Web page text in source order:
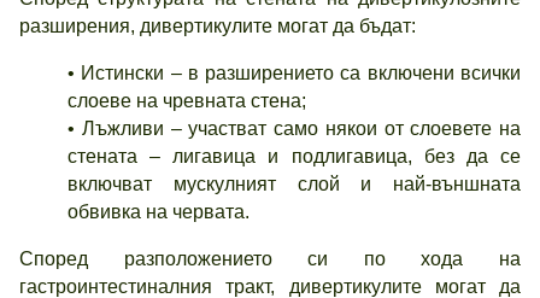
разширения, дивертикулите могат да бъдат:
• Истински – в разширението са включени всички
слоеве на чревната стена;
• Лъжливи – участват само някои от слоевете на
стената – лигавица и подлигавица, без да се
включват мускулният слой и най-външната
обвивка на червата.
Според разположението си по хода на
гастроинтестиналния тракт, дивертикулите могат да